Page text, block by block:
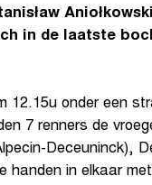
in de laatste
12.15u onder een
7 renners de
Deceuninck),
handen in elkaar